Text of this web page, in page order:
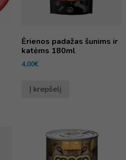
Ėrienos padažas šunims ir
katėms 180ml
4,00€
Į krepšelį